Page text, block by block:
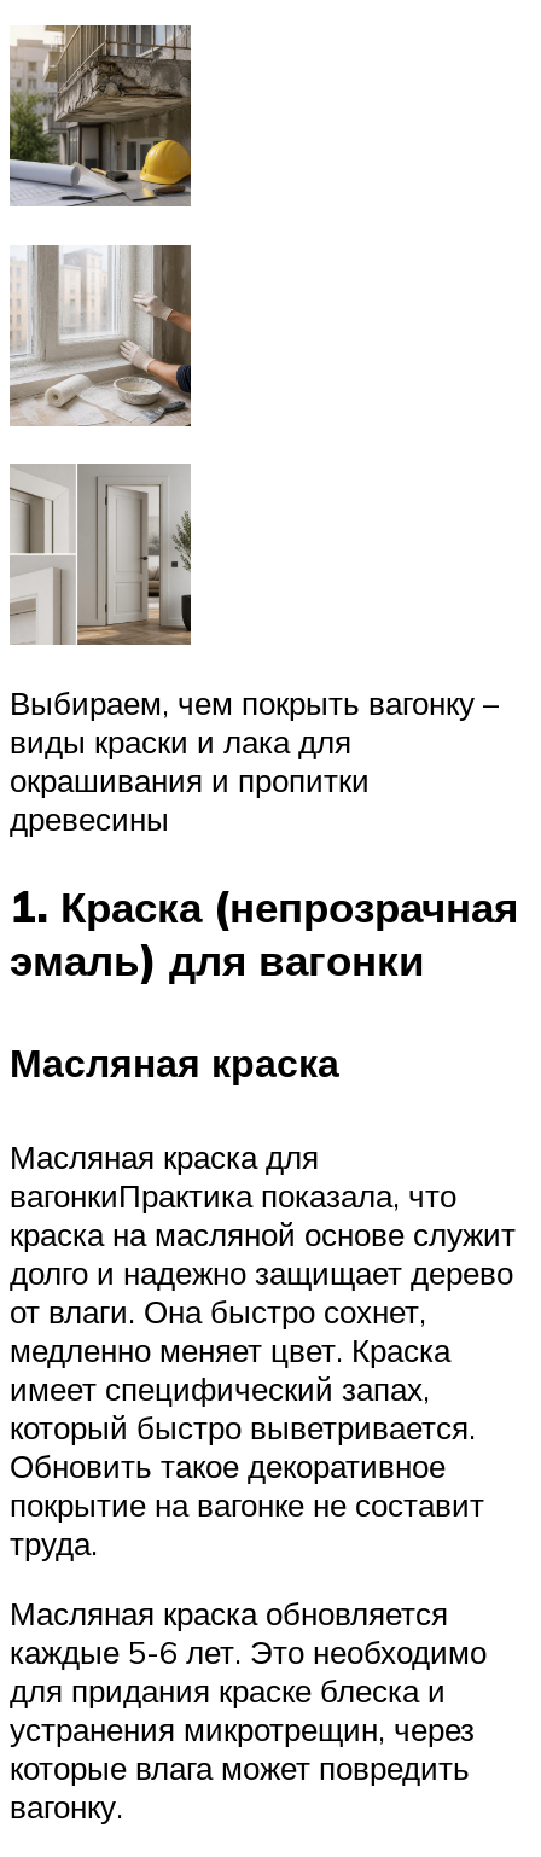
Выбираем, чем покрыть вагонку –
виды краски и лака для
окрашивания и пропитки
древесины
1. Краска (непрозрачная
эмаль) для вагонки
Масляная краска
Масляная краска для
вагонкиПрактика показала, что
краска на масляной основе служит
долго и надежно защищает дерево
от влаги. Она быстро сохнет,
медленно меняет цвет. Краска
имеет специфический запах,
который быстро выветривается.
Обновить такое декоративное
покрытие на вагонке не составит
труда.
Масляная краска обновляется
каждые 5-6 лет. Это необходимо
для придания краске блеска и
устранения микротрещин, через
которые влага может повредить
вагонку.